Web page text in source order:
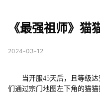
《最强祖师》猫
2024-03-12
当开服45天后，且等级达
们通过宗门地图左下角的猫